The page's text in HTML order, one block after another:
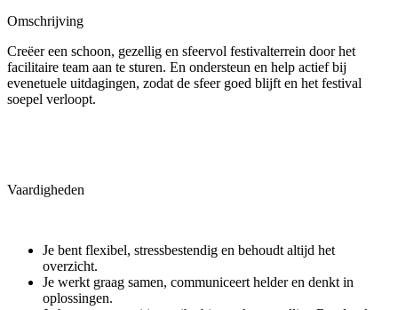
Omschrijving
Creëer een schoon, gezellig en sfeervol festivalterrein door het
facilitaire team aan te sturen. En ondersteun en help actief bij
evenetuele uitdagingen, zodat de sfeer goed blijft en het festival
soepel verloopt.
Vaardigheden
Je bent flexibel, stressbestendig en behoudt altijd het
overzicht.
Je werkt graag samen, communiceert helder en denkt in
oplossingen.